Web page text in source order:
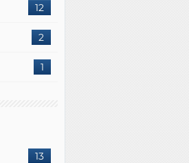
12
2
1
13